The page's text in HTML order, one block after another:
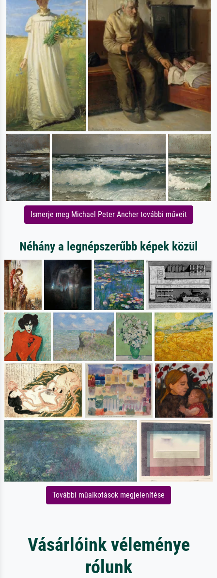
Ismerje meg Michael Peter Ancher további műveit
Néhány a legnépszerűbb képek közül
További műalkotások megjelenítése
Vásárlóink véleménye
rólunk